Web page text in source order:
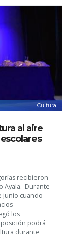
Cultura
al aire
recibieron
Ayala. Durante
junio cuando
los
podrá
durante